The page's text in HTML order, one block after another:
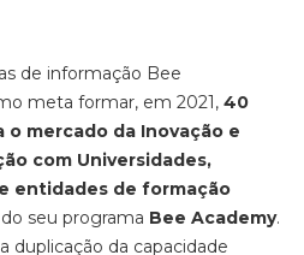
de informação Bee
meta formar, em 2021, 40
o mercado da Inovação e
com Universidades,
entidades de formação
seu programa Bee Academy.
duplicação da capacidade